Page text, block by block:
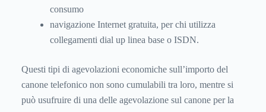
consumo
navigazione Internet gratuita, per chi utilizza
collegamenti dial up linea base o ISDN.
Questi tipi di agevolazioni economiche sull’importo del
canone telefonico non sono cumulabili tra loro, mentre si
può usufruire di una delle agevolazione sul canone per la